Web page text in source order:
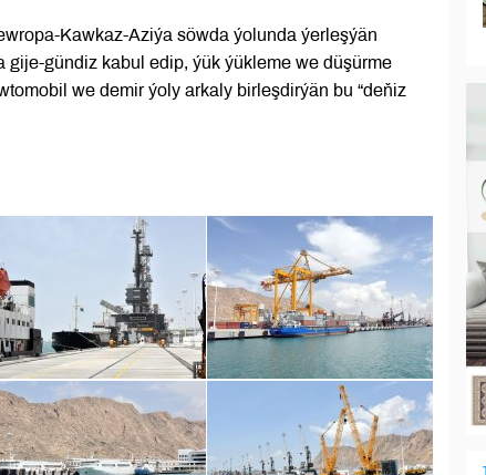
Kawkaz-Aziýa söwda ýolunda ýerleşýän
gündiz kabul edip, ýük ýükleme we düşürme
we demir ýoly arkaly birleşdirýän bu “deňiz